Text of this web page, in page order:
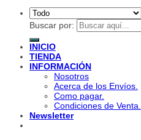
Buscar por:
INICIO
TIENDA
INFORMACIÓN
Nosotros
Acerca de los Envíos.
Como pagar.
Condiciones de Venta.
Newsletter